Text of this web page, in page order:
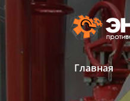
Перейти
к
Главная